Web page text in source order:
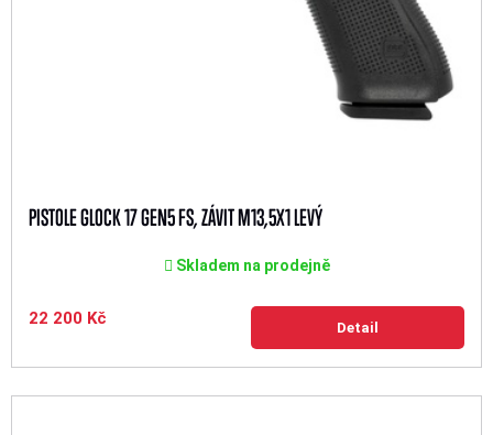
PISTOLE GLOCK 17 GEN5 FS, ZÁVIT M13,5X1 LEVÝ
Skladem na prodejně
22 200 Kč Detail